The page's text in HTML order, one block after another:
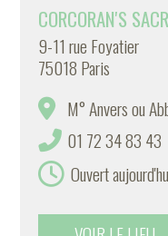
CORCORAN'S
9-11 rue Foyatier
75018 Paris
M° Anvers ou
01 72 34 83 43
Ouvert